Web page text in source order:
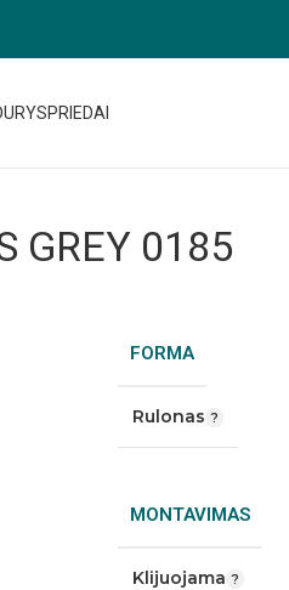
PRIEDAI
GREY 0185
FORMA
Rulonas
MONTAVIMAS
Klijuojama